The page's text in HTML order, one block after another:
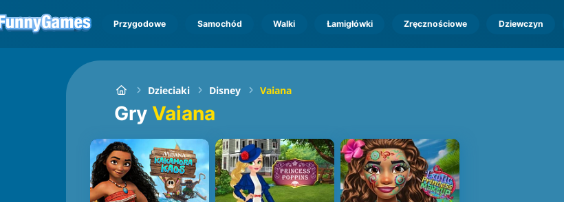
Przygodowe Samochód Walki Łamigłówki Zręcznościowe Dziewczyn
Dzieciaki Disney Vaiana
Gry Vaiana